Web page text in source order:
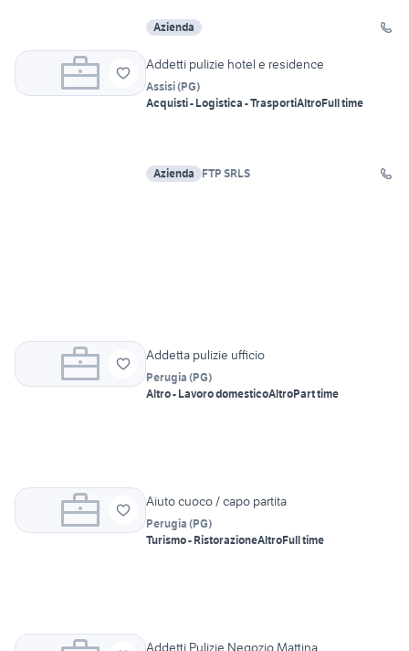
Azienda
Addetti pulizie hotel e residence
Assisi(PG)
Acquisti - Logistica - TrasportiAltroFull time
Azienda FTP SRLS
Addetta pulizie ufficio
Perugia (PG)
Altro - Lavoro domesticoAltroPart time
Aiuto cuoco / capo partita
Perugia (PG)
Turismo - RistorazioneAltroFull time
Addetti Pulizie Negozio Mattina